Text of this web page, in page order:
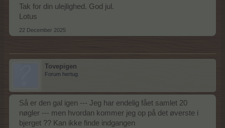
Tak for din ulejlighed. God jul.
Lotus
22 December 2025
Tovepigen
Forum hertug
Så er den gal igen --- Jeg har endelig fået samlet 20
nøgler --- men hvordan kommer jeg op på det øverste i
bjerget ?? Kan ikke finde indgangen